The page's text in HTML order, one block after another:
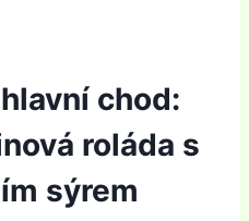
chod:
roláda s
sýrem